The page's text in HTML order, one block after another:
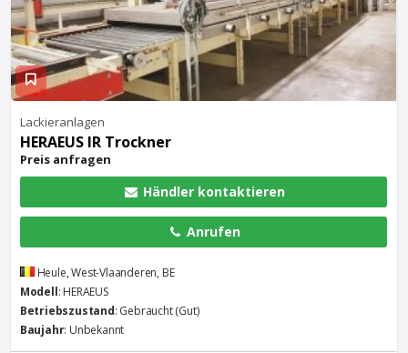
Lackieranlagen
HERAEUS IR Trockner
Preis anfragen
Händler kontaktieren
Anrufen
Heule, West-Vlaanderen, BE
Modell: HERAEUS
Betriebszustand: Gebraucht (Gut)
Baujahr: Unbekannt